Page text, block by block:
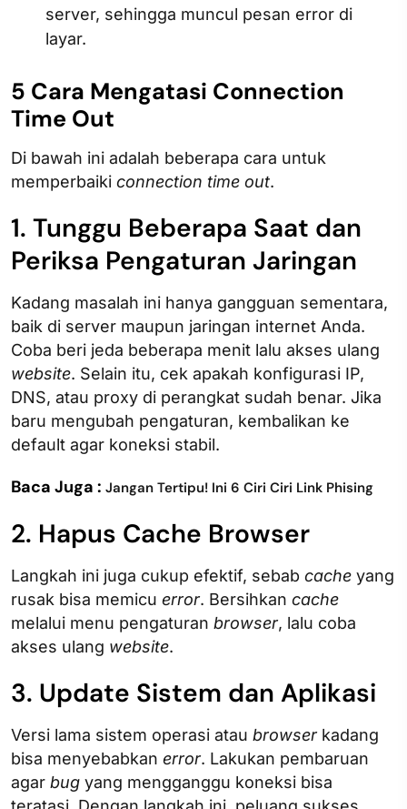
server, sehingga muncul pesan error di
layar.
5 Cara Mengatasi Connection
Time Out
Di bawah ini adalah beberapa cara untuk
memperbaiki connection time out.
1. Tunggu Beberapa Saat dan
Periksa Pengaturan Jaringan
Kadang masalah ini hanya gangguan sementara,
baik di server maupun jaringan internet Anda.
Coba beri jeda beberapa menit lalu akses ulang
website. Selain itu, cek apakah konfigurasi IP,
DNS, atau proxy di perangkat sudah benar. Jika
baru mengubah pengaturan, kembalikan ke
default agar koneksi stabil.
Baca Juga : Jangan Tertipu! Ini 6 Ciri Ciri Link Phising
2. Hapus Cache Browser
Langkah ini juga cukup efektif, sebab cache yang
rusak bisa memicu error. Bersihkan cache
melalui menu pengaturan browser, lalu coba
akses ulang website.
3. Update Sistem dan Aplikasi
Versi lama sistem operasi atau browserkadang
bisa menyebabkan error. Lakukan pembaruan
agar bug yang mengganggu koneksi bisa